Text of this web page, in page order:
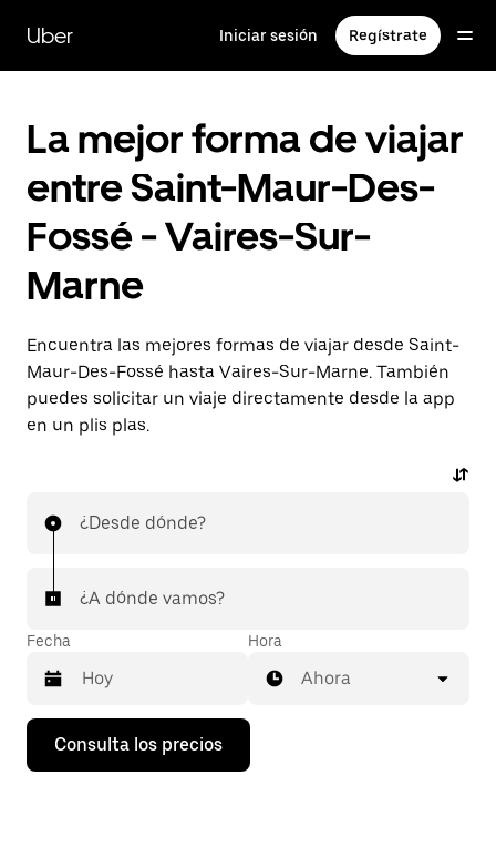
contenido
principal
Uber Iniciar sesión Regístrate
La mejor forma de viajar
entre Saint-Maur-Des-
Fossé - Vaires-Sur-
Marne
Encuentra las mejores formas de viajar desde Saint-
Maur-Des-Fossé hasta Vaires-Sur-Marne. También
puedes solicitar un viaje directamente desde la app
en un plis plas.
¿Desde dónde?
¿A dónde vamos?
Fecha
Pulsa
flecha
Hora
Ahora
Consulta los precios